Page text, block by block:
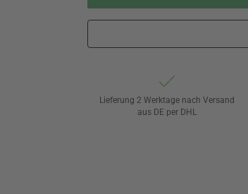
Lieferung 2 Werktage nach Versand
aus DE per DHL